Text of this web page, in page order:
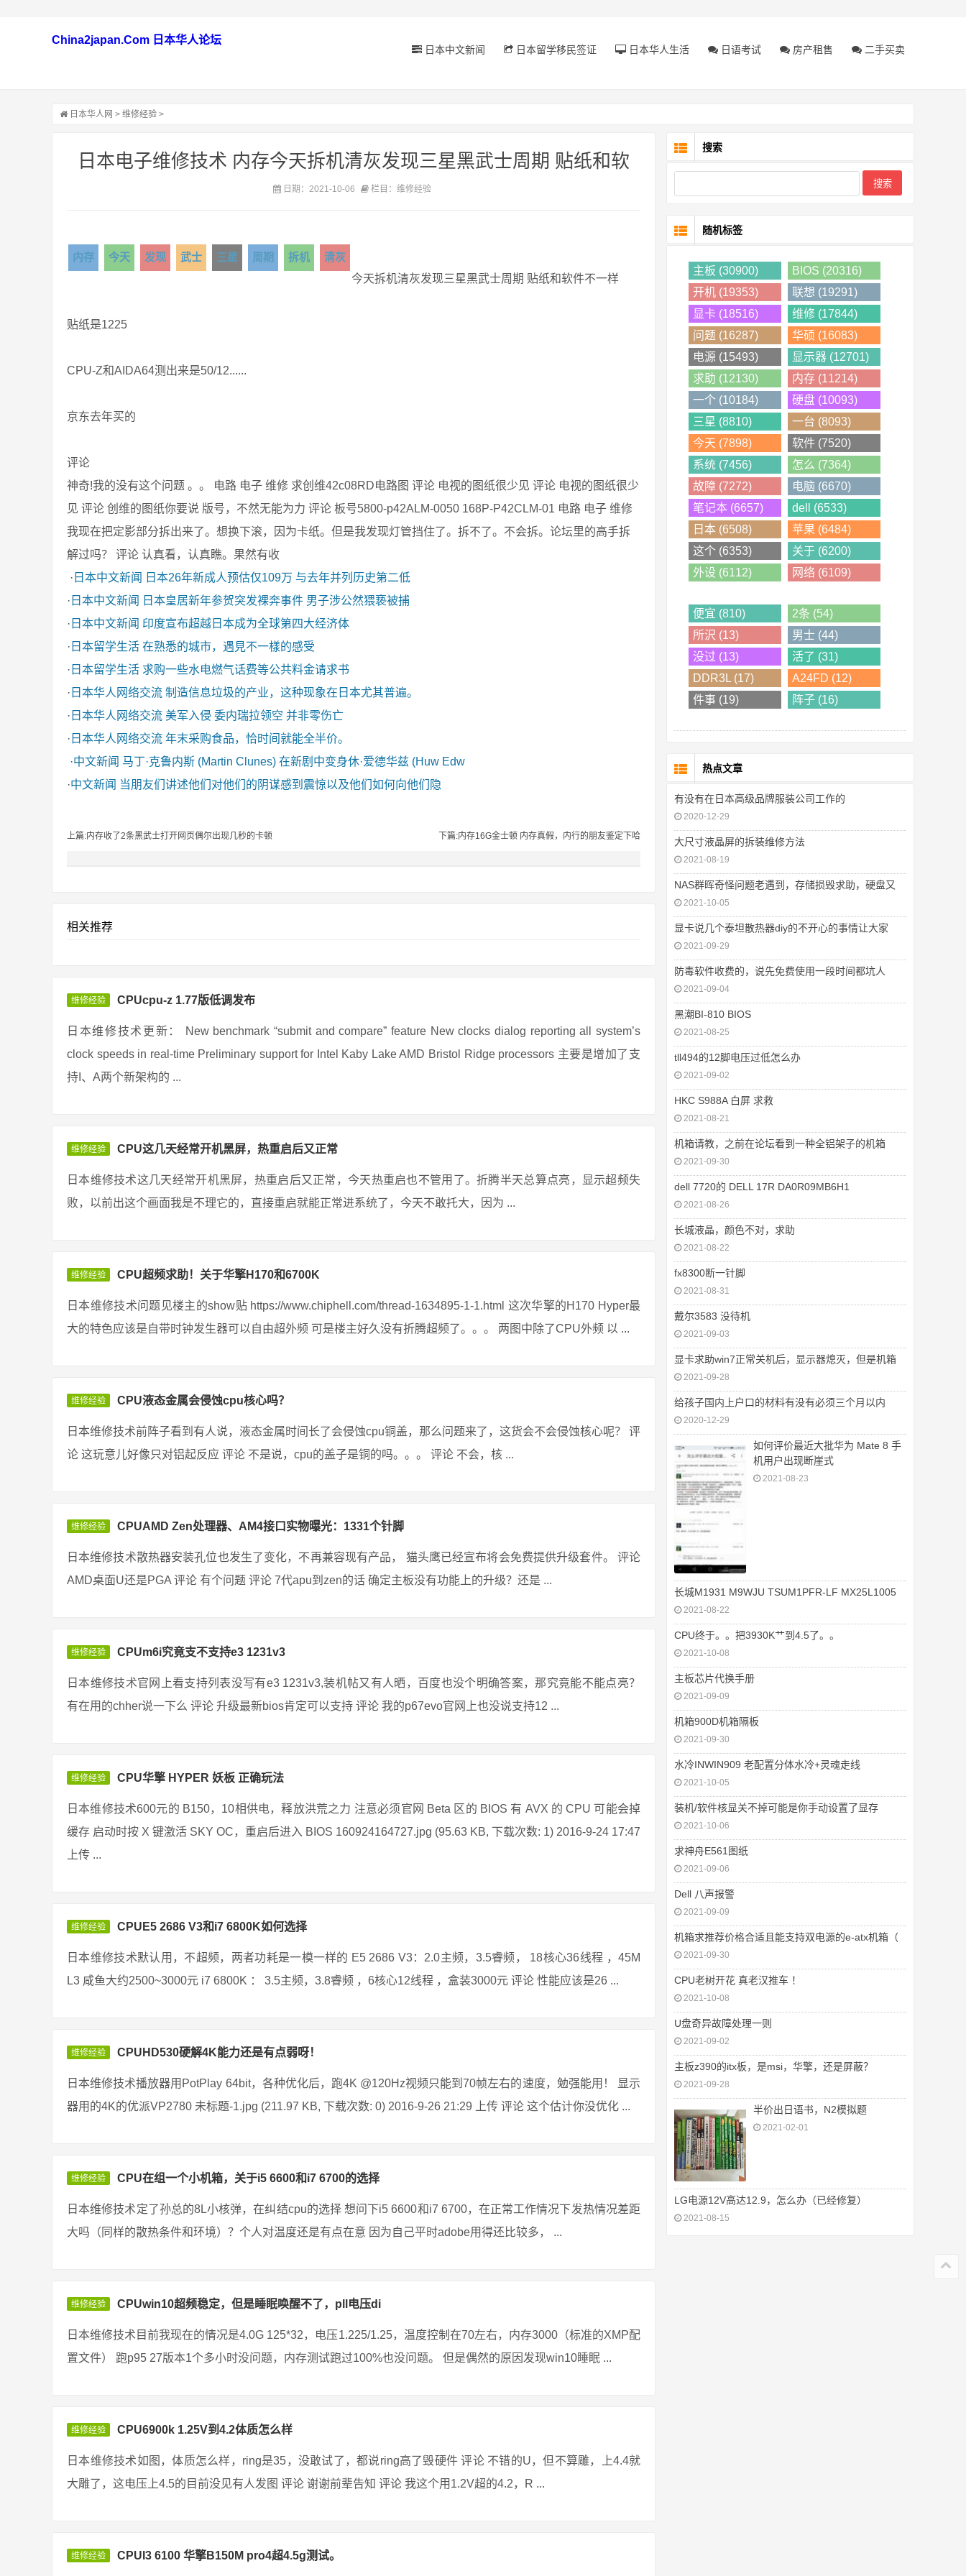
China2japan.Com 日本华人论坛
日本中文新闻 日本留学移民签证 日本华人生活 日语考试 房产租售 二手买卖
日本华人网 > 维修经验 >
日本电子维修技术 内存今天拆机清灰发现三星黑武士周期 贴纸和软
日期：2021-10-06 栏目：维修经验
内存 今天 发现 武士 三星 周期 拆机
清灰
今天拆机清灰发现三星黑武士周期 贴纸和软件不一样
贴纸是1225
CPU-Z和AIDA64测出来是50/12......
京东去年买的
评论
神奇!我的没有这个问题 。。 电路 电子 维修 求创维42c08RD电路图 评论 电视的图纸很少见 评论 电视的图纸很少
见 评论 创维的图纸你要说 版号，不然无能为力 评论 板号5800-p42ALM-0050 168P-P42CLM-01 电路 电子 维修
我现在把定影部分拆出来了。想换下滚，因为卡纸。但是我发现灯管挡住了。拆不了。不会拆。论坛里的高手拆
解过吗？ 评论 认真看，认真瞧。果然有收
· 日本中文新闻
日本26年新成人预估仅109万 与去年并列历史第二低
· 日本中文新闻
日本皇居新年参贺突发裸奔事件 男子涉公然猥亵被捕
· 日本中文新闻 印度宣布超越日本成为全球第四大经济体
· 日本留学生活 在熟悉的城市，遇見不一樣的感受
· 日本留学生活 求购一些水电燃气话费等公共料金请求书
· 日本华人网络交流 制造信息垃圾的产业，这种现象在日本尤其普遍。
· 日本华人网络交流 美军入侵 委内瑞拉领空 并非零伤亡
· 日本华人网络交流 年末采购食品，恰时间就能全半价。
·中文新闻 马丁·克鲁内斯 (Martin Clunes) 在新剧中变身休·爱德华兹 (Huw Edw
·中文新闻 当朋友们讲述他们对他们的阴谋感到震惊以及他们如何向他们隐
上篇:内存收了2条黑武士打开网页偶尔出现几秒的卡顿 下篇:内存16G金士顿 内存真假，内行的朋友鉴定下哈
相关推荐
维修经验 CPUcpu-z 1.77版低调发布
日本维修技术更新： New benchmark “submit and compare” feature New clocks dialog reporting all system’s
clock speeds in real-time Preliminary support for Intel Kaby Lake AMD Bristol Ridge processors 主要是增加了支
持I、A两个新架构的 ...
维修经验 CPU这几天经常开机黑屏，热重启后又正常
日本维修技术这几天经常开机黑屏，热重启后又正常，今天热重启也不管用了。折腾半天总算点亮，显示超频失
败，以前出这个画面我是不理它的，直接重启就能正常进系统了，今天不敢托大，因为 ...
维修经验 CPU超频求助！关于华擎H170和6700K
日本维修技术问题见楼主的show贴 https://www.chiphell.com/thread-1634895-1-1.html 这次华擎的H170 Hyper最
大的特色应该是自带时钟发生器可以自由超外频 可是楼主好久没有折腾超频了。。。 两图中除了CPU外频 以 ...
维修经验 CPU液态金属会侵蚀cpu核心吗？
日本维修技术前阵子看到有人说，液态金属时间长了会侵蚀cpu铜盖，那么问题来了，这货会不会侵蚀核心呢？ 评
论 这玩意儿好像只对铝起反应 评论 不是说，cpu的盖子是铜的吗。。。 评论 不会，核 ...
维修经验 CPUAMD Zen处理器、AM4接口实物曝光：1331个针脚
日本维修技术散热器安装孔位也发生了变化，不再兼容现有产品， 猫头鹰已经宣布将会免费提供升级套件。 评论
AMD桌面U还是PGA 评论 有个问题 评论 7代apu到zen的话 确定主板没有功能上的升级？还是 ...
维修经验 CPUm6i究竟支不支持e3 1231v3
日本维修技术官网上看支持列表没写有e3 1231v3,装机帖又有人晒，百度也没个明确答案，那究竟能不能点亮？
有在用的chher说一下么 评论 升级最新bios肯定可以支持 评论 我的p67evo官网上也没说支持12 ...
维修经验 CPU华擎 HYPER 妖板 正确玩法
日本维修技术600元的 B150，10相供电，释放洪荒之力 注意必须官网 Beta 区的 BIOS 有 AVX 的 CPU 可能会掉
缓存 启动时按 X 键激活 SKY OC，重启后进入 BIOS 160924164727.jpg (95.63 KB, 下载次数: 1) 2016-9-24 17:47
上传 ...
维修经验 CPUE5 2686 V3和i7 6800K如何选择
日本维修技术默认用，不超频，两者功耗是一模一样的 E5 2686 V3：2.0主频，3.5睿频， 18核心36线程 ，45M
L3 咸鱼大约2500~3000元 i7 6800K ： 3.5主频，3.8睿频 ，6核心12线程 ，盒装3000元 评论 性能应该是26 ...
维修经验 CPUHD530硬解4K能力还是有点弱呀！
日本维修技术播放器用PotPlay 64bit，各种优化后，跑4K @120Hz视频只能到70帧左右的速度，勉强能用！ 显示
器用的4K的优派VP2780 未标题-1.jpg (211.97 KB, 下载次数: 0) 2016-9-26 21:29 上传 评论 这个估计你没优化 ...
维修经验 CPU在组一个小机箱，关于i5 6600和i7 6700的选择
日本维修技术定了孙总的8L小核弹，在纠结cpu的选择 想问下i5 6600和i7 6700，在正常工作情况下发热情况差距
大吗（同样的散热条件和环境）？个人对温度还是有点在意 因为自己平时adobe用得还比较多， ...
维修经验 CPUwin10超频稳定，但是睡眠唤醒不了，pll电压di
日本维修技术目前我现在的情况是4.0G 125*32，电压1.225/1.25，温度控制在70左右，内存3000（标准的XMP配
置文件） 跑p95 27版本1个多小时没问题，内存测试跑过100%也没问题。 但是偶然的原因发现win10睡眠 ...
维修经验 CPU6900k 1.25V到4.2体质怎么样
日本维修技术如图，体质怎么样，ring是35，没敢试了，都说ring高了毁硬件 评论 不错的U，但不算雕，上4.4就
大雕了，这电压上4.5的目前没见有人发图 评论 谢谢前辈告知 评论 我这个用1.2V超的4.2，R ...
维修经验 CPUI3 6100 华擎B150M pro4超4.5g测试。
搜索
随机标签
主板 (30900)
BIOS (20316)
开机 (19353)
联想 (19291)
显卡 (18516)
维修 (17844)
问题 (16287)
华硕 (16083)
电源 (15493)
显示器 (12701)
求助 (12130)
内存 (11214)
一个 (10184)
硬盘 (10093)
三星 (8810)
一台 (8093)
今天 (7898)
软件 (7520)
系统 (7456)
怎么 (7364)
故障 (7272)
电脑 (6670)
笔记本 (6657)
dell (6533)
日本 (6508)
苹果 (6484)
这个 (6353)
关于 (6200)
外设 (6112)
网络 (6109)
便宜 (810)
2条 (54)
所沢 (13)
男士 (44)
没过 (13)
活了 (31)
DDR3L (17)
A24FD (12)
件事 (19)
阵子 (16)
热点文章
有没有在日本高级品牌服装公司工作的
2020-12-29
大尺寸液晶屏的拆装维修方法
2021-08-19
NAS群晖奇怪问题老遇到，存储损毁求助，硬盘又
2021-10-05
显卡说几个泰坦散热器diy的不开心的事情让大家
2021-09-29
防毒软件收费的，说先免费使用一段时间都坑人
2021-09-04
黑潮BI-810 BIOS
2021-08-25
tll494的12脚电压过低怎么办
2021-09-02
HKC S988A 白屏 求救
2021-08-21
机箱请教，之前在论坛看到一种全铝架子的机箱
2021-09-30
dell 7720的 DELL 17R DA0R09MB6H1
2021-08-26
长城液晶，颜色不对，求助
2021-08-22
fx8300断一针脚
2021-08-31
戴尔3583 没待机
2021-09-03
显卡求助win7正常关机后，显示器熄灭，但是机箱
2021-09-28
给孩子国内上户口的材料有没有必须三个月以内
2020-12-29
如何评价最近大批华为 Mate 8 手
机用户出现断崖式
2021-08-23
长城M1931 M9WJU TSUM1PFR-LF MX25L1005
2021-08-22
CPU终于。。把3930K艹到4.5了。。
2021-10-08
主板芯片代换手册
2021-09-09
机箱900D机箱隔板
2021-09-30
水冷INWIN909 老配置分体水冷+灵魂走线
2021-10-05
装机/软件核显关不掉可能是你手动设置了显存
2021-10-06
求神舟E561图纸
2021-09-06
Dell 八声报警
2021-09-09
机箱求推荐价格合适且能支持双电源的e-atx机箱（
2021-09-30
CPU老树开花 真老汉推车 ！
2021-10-08
U盘奇异故障处理一则
2021-09-02
主板z390的itx板，是msi，华擎，还是屏蔽？
2021-09-28
半价出日语书，N2模拟题
2021-02-01
LG电源12V高达12.9，怎么办（已经修复）
2021-08-15